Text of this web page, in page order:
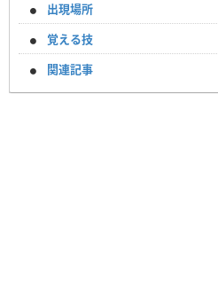
出現場所
覚える技
関連記事